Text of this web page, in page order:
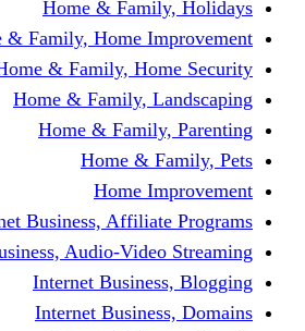
Home &
Home & Family, Home
Home & Family,
Home & Family,
Home &
Home &
Home
Internet Business,
Internet Business, Audio-
Internet
Internet